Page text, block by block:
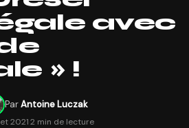
avec
» !
ParAntoine Luczak
20212 min de lecture